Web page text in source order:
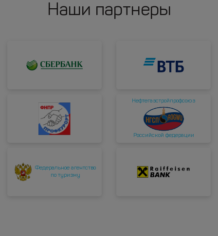
Наши партнеры
Нефтегазстройпрофсоюз
Российской федерации
Федеральное агентство
по туризму